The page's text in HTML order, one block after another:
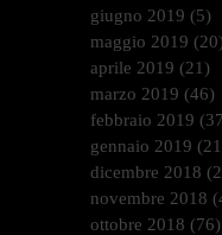
giugno 2019 (5)
maggio 2019 (20)
aprile 2019 (21)
marzo 2019 (46)
febbraio 2019
gennaio 2019
dicembre 2018
novembre 2018
ottobre 2018 (76)